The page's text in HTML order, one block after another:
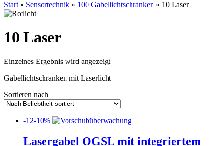
Start » Sensortechnik » 100 Gabellichtschranken » 10 Laser
10 Laser
Einzelnes Ergebnis wird angezeigt
Gabellichtschranken mit Laserlicht
Sortieren nach
-12-10%
Lasergabel OGSL mit integriertem